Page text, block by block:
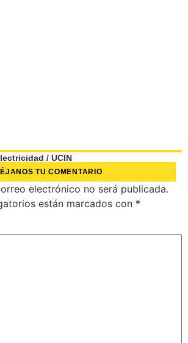
/ UCIN
TU COMENTARIO
electrónico no será publicada.
están marcados con *